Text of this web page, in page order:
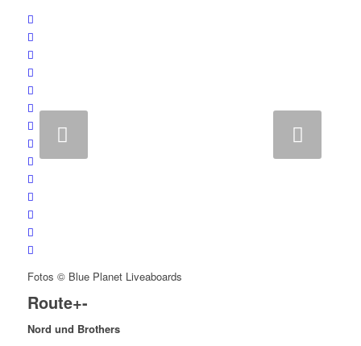
Fotos © Blue Planet Liveaboards
Route+-
Nord und Brothers